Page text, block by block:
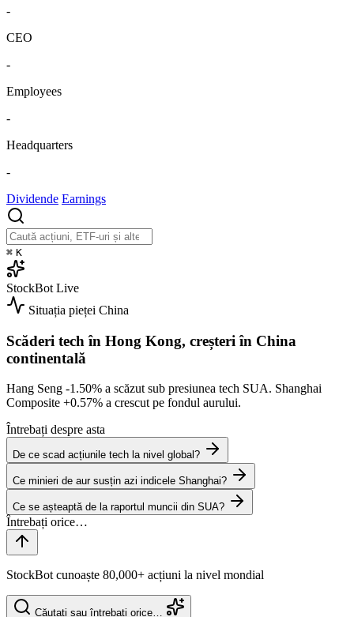
-
CEO
-
Employees
-
Headquarters
-
Dividende Earnings
⌘ K
StockBot Live
Situația pieței China
Scăderi tech în Hong Kong, creșteri în China
continentală
Hang Seng -1.50% a scăzut sub presiunea tech SUA. Shanghai
Composite +0.57% a crescut pe fondul aurului.
Întrebați despre asta
De ce scad acțiunile tech la nivel global?
Ce minieri de aur susțin azi indicele Shanghai?
Ce se așteaptă de la raportul muncii din SUA?
StockBot cunoaște 80,000+ acțiuni la nivel mondial
Căutați sau întrebați orice…